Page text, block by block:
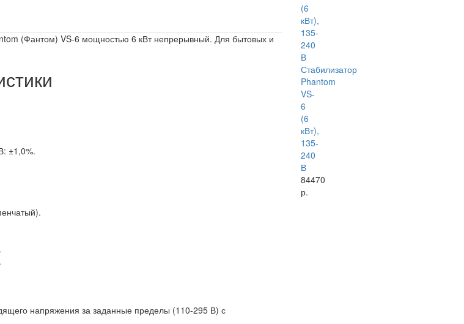
(Фантом) VS-6 мощностью 6 кВт непрерывный. Для бытовых и
±1,0%.
напряжения за заданные пределы (110-295 В) с
Стабилизатор
Phantom
VS-
6
(6
кВт),
135-
240
В
84470
р.